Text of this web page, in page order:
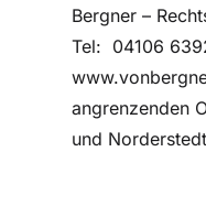
Bergner –
Tel: 04106
angrenzenden
und